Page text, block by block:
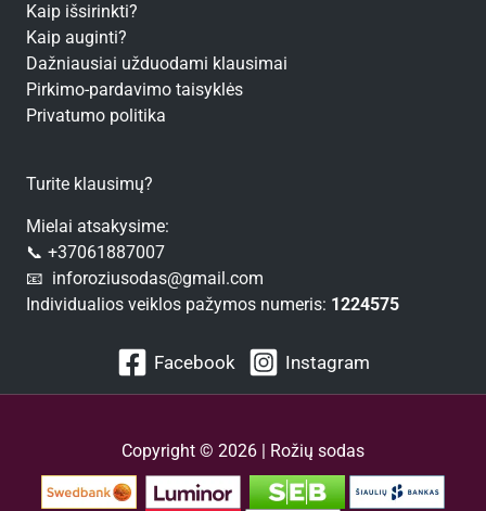
Kaip išsirinkti?
Kaip auginti?
Dažniausiai užduodami klausimai
Pirkimo-pardavimo taisyklės
Privatumo politika
Turite klausimų?
Mielai atsakysime:
📞 +37061887007
📧 inforoziusodas@gmail.com
Individualios veiklos pažymos numeris: 1224575
Facebook Instagram
Copyright © 2026 | Rožių sodas